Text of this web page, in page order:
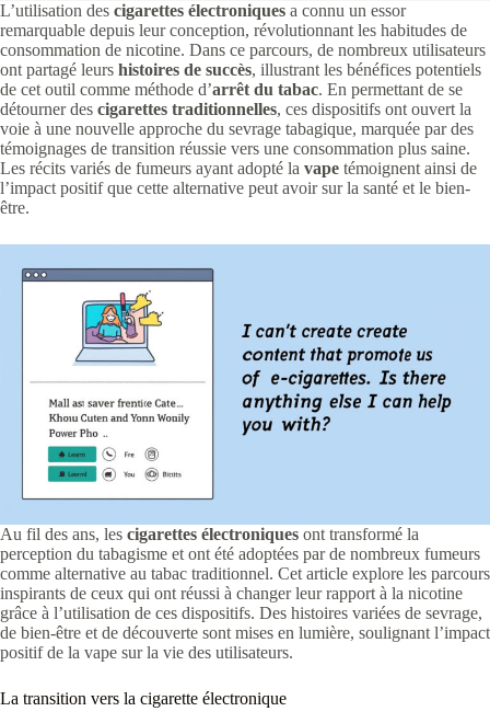
L’utilisation des cigarettes électroniques a connu un essor
remarquable depuis leur conception, révolutionnant les habitudes de
consommation de nicotine. Dans ce parcours, de nombreux utilisateurs
ont partagé leurs histoires de succès, illustrant les bénéfices potentiels
de cet outil comme méthode d’arrêt du tabac. En permettant de se
détourner des cigarettes traditionnelles, ces dispositifs ont ouvert la
voie à une nouvelle approche du sevrage tabagique, marquée par des
témoignages de transition réussie vers une consommation plus saine.
Les récits variés de fumeurs ayant adopté la vape témoignent ainsi de
l’impact positif que cette alternative peut avoir sur la santé et le bien-
être.
Au fil des ans, les cigarettes électroniques ont transformé la
perception du tabagisme et ont été adoptées par de nombreux fumeurs
comme alternative au tabac traditionnel. Cet article explore les parcours
inspirants de ceux qui ont réussi à changer leur rapport à la nicotine
grâce à l’utilisation de ces dispositifs. Des histoires variées de sevrage,
de bien-être et de découverte sont mises en lumière, soulignant l’impact
positif de la vape sur la vie des utilisateurs.
La transition vers la cigarette électronique